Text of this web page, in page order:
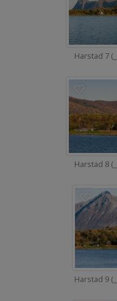
Harstad 7
Harstad 8
Harstad 9